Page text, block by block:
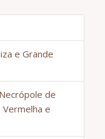
e Grande
de
e